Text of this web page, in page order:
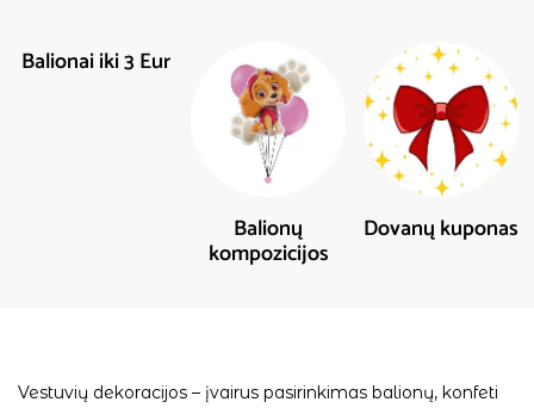
Balionai iki 3 Eur
Balionų
kompozicijos
Dovanų kuponas
Vestuvių dekoracijos – įvairus pasirinkimas balionų, konfeti